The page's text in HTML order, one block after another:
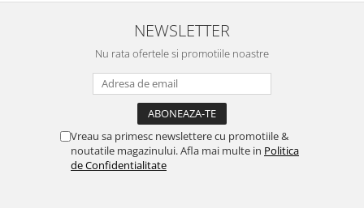
NEWSLETTER
Nu rata ofertele si promotiile noastre
Vreau sa primesc newslettere cu promotiile &
noutatile magazinului. Afla mai multe in Politica
de Confidentialitate